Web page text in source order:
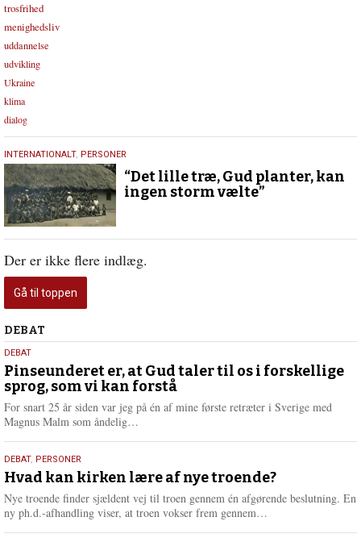
trosfrihed
menighedsliv
uddannelse
udvikling
Ukraine
klima
dialog
29.
november
2025
INTERNATIONALT, PERSONER
“Det lille træ, Gud planter, kan
ingen storm vælte”
Der er ikke flere indlæg.
Gå til toppen
Debat
DEBAT
5.
august
2026
DEBAT
Pinseunderet er, at Gud taler til os i forskellige
sprog, som vi kan forstå
For snart 25 år siden var jeg på én af mine første retræter i Sverige med
Magnus Malm som åndelig…
e
r
e
25.
juli
2026
DEBAT, PERSONER
Hvad kan kirken lære af nye troende?
Nye troende finder sjældent vej til troen gennem én afgørende beslutning. En
ny ph.d.-afhandling viser, at troen vokser frem gennem…